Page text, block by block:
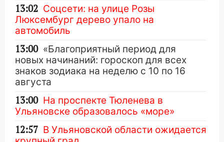
13:02 Соцсети: на улице Розы
Люксембург дерево упало на
автомобиль
13:00 «Благоприятный период для
новых начинаний: гороскоп для всех
знаков зодиака на неделю с 10 по 16
августа
13:00 На проспекте Тюленева в
Ульяновске образовалось «море»
12:57 В Ульяновской области ожидается